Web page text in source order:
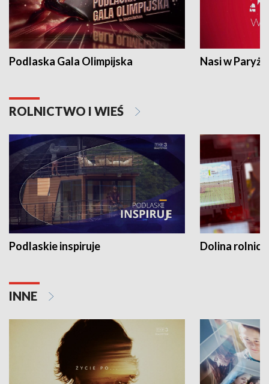
Podlaska Gala Olimpijska Nasi w Paryżu
ROLNICTWO I WIEŚ
Podlaskie inspiruje Dolina
INNE